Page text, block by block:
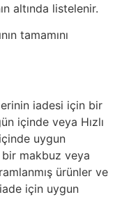
altında listelenir.
tamamını
iadesi için bir
içinde veya Hızlı
uygun
makbuz veya
ürünler ve
için uygun